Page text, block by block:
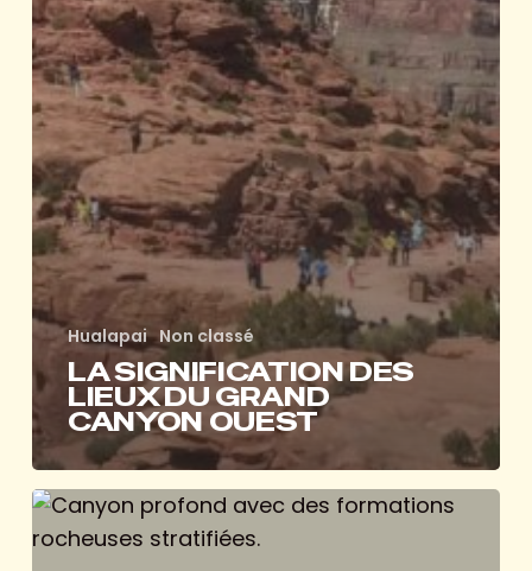
Hualapai Non classé
LA SIGNIFICATION DES
LIEUX DU GRAND
CANYON OUEST
LA
TRIBU